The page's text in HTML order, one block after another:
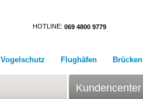
HOTLINE: 069 4800 9779
Vogelschutz Flughäfen Brücken
Kundencenter